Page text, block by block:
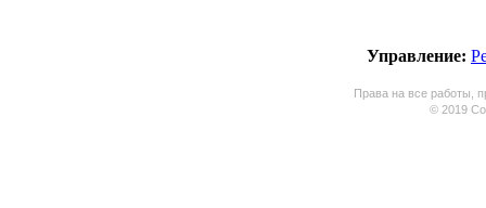
Управление:
Права на все работы,
© 2019